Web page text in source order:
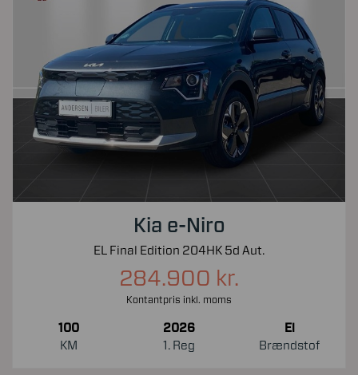
Kia e-Niro
EL Final Edition 204HK 5d Aut.
284.900 kr.
Kontantpris inkl. moms
100
KM
2026
1. Reg
El
Brændstof